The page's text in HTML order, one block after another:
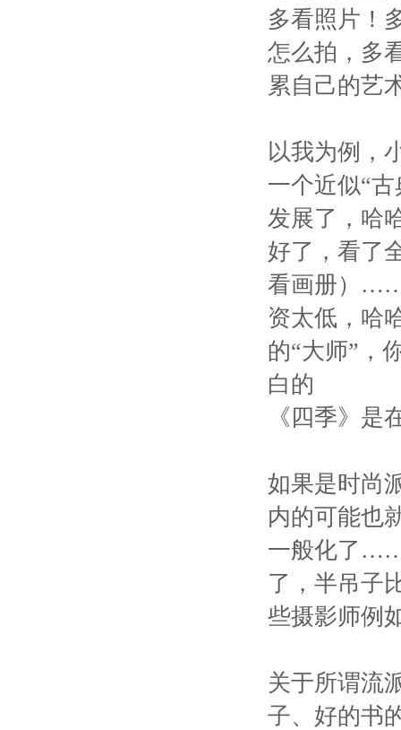
多看照片！
怎么拍，多
累自己的艺
以我为例，
一个近似“
发展了，哈
好了，看了
看画册）……
资太低，哈
的“大师”，
白的
《四季》是
如果是时尚
内的可能也
一般化了……
了，半吊子
些摄影师例
关于所谓流
子、好的书